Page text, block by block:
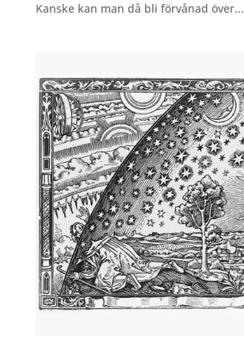
Kanske kan man då bli förvånad över...